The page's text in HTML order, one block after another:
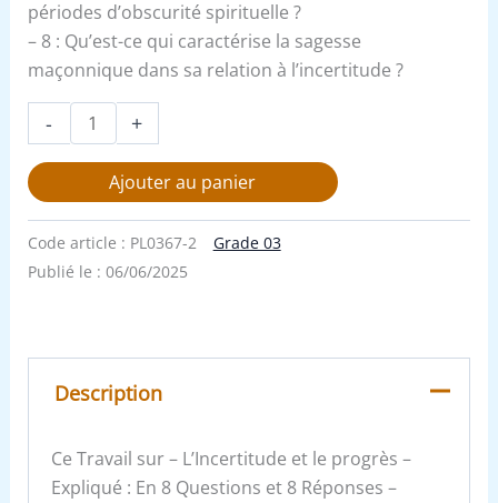
périodes d’obscurité spirituelle ?
– 8 : Qu’est-ce qui caractérise la sagesse
maçonnique dans sa relation à l’incertitude ?
- +
Ajouter au panier
Code article : PL0367-2
Grade 03
Publié le : 06/06/2025
Description
Ce Travail sur – L’Incertitude et le progrès –
Expliqué : En 8 Questions et 8 Réponses –